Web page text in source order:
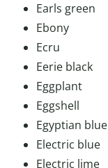
Earls green
Ebony
Ecru
Eerie black
Eggplant
Eggshell
Egyptian blue
Electric blue
Electric lime